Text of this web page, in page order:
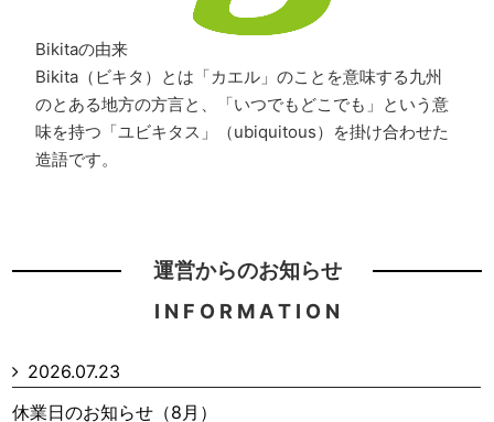
Bikitaの由来
Bikita（ビキタ）とは「カエル」のことを意味する九州
のとある地方の方言と、「いつでもどこでも」という意
味を持つ「ユビキタス」（ubiquitous）を掛け合わせた
造語です。
運営からのお知らせ
I N F O R M A T I O N
2026.07.23
休業日のお知らせ（8月）